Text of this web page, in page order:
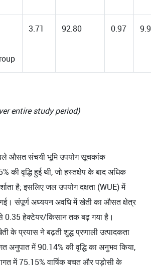
3.71 92.80 0.97
entire study period)
औसत संचयी भूमि उपयोग सूचकांक
की वृद्धि हुई थी, जो हस्तक्षेप के बाद अधिक
है; इसलिए जल उपयोग दक्षता (WUE) में
संपूर्ण अध्ययन अवधि में खेती का औसत क्षेत्र
0.35 हेक्टेयर/किसान तक बढ़ गया है।
के प्रयास ने बढ़ती शुद्ध प्रणाली उत्पादकता
अनुपात में 90.14% की वृद्धि का अनुभव किया,
में 75.15% वार्षिक बचत और पड़ोसी के